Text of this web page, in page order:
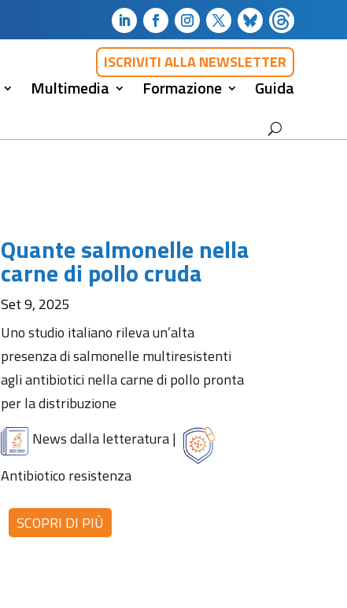
ISCRIVITI ALLA NEWSLETTER
Multimedia Formazione Guida
Quante salmonelle nella
carne di pollo cruda
Set 9, 2025
Uno studio italiano rileva un’alta
presenza di salmonelle multiresistenti
agli antibiotici nella carne di pollo pronta
per la distribuzione
News dalla letteratura|
Antibiotico resistenza
SCOPRI DI PIÙ